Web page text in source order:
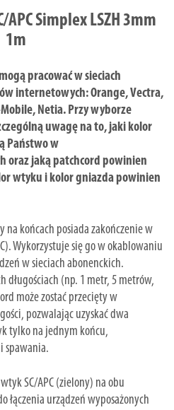
APC Simplex LSZH 3mm
1m
pracować w sieciach
internetowych: Orange, Vectra,
Mobile, Netia. Przy wyborze
uwagę na to, jaki kolor
Państwo w
oraz jaką patchcord powinien
wtyku i kolor gniazda powinien
końcach posiada zakończenie w
Wykorzystuje się go w okablowaniu
w sieciach abonenckich.
długościach (np. 1 metr, 5 metrów,
może zostać przecięty w
pozwalając uzyskać dwa
tylko na jednym końcu,
spawania.
SC/APC (zielony) na obu
łączenia urządzeń wyposażonych